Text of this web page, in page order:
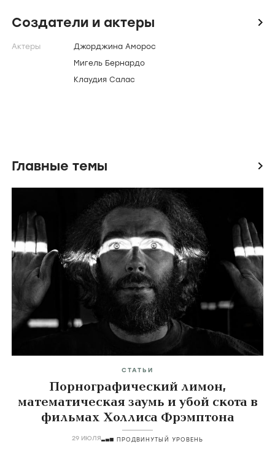
О сериале
Ребе устраивает новоселье в тесном кругу
Создатели и актеры
Джорджина Аморос
Мигель Бернардо
Клаудия Салас
Главные темы